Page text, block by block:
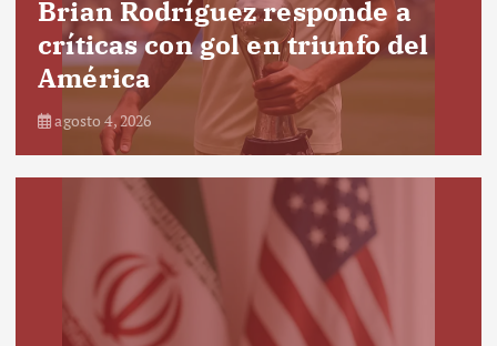
Brian Rodríguez responde a
críticas con gol en triunfo del
América
agosto 4, 2026